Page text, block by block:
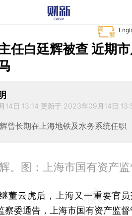
任白廷辉被查 近期
14日 13:14 更新于 2023年09月14日
曾长期在上海地铁及水务系统任职
。图：上海市国有资产
董云虎后，上海又一重要官
察委通告，上海市国有资产监